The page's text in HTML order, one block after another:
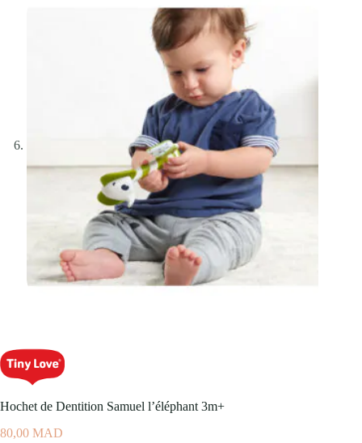
Hochet de Dentition Samuel l’éléphant 3m+
80,00 MAD